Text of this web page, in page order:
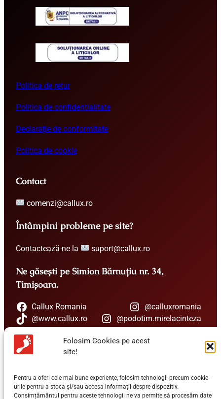
Folosim Cookies pe acest
site!
Pentru a oferi cele mai bune experiențe, folosim tehnologii precum cookie-
urile pentru a stoca și/sau accesa informații despre dispozitiv.
Consimțământul pentru aceste tehnologii ne va permite să procesăm date
Politica de retur
Politica de confidentialitate
Declarație de conformitate
Politica de cookie
Contact
comenzi@callux.ro
Întâmpini probleme pe site?
Contactează-ne la suport@callux.ro
Ne găsești pe Simion Bărnuțiu nr. 34,
Timișoara.
Callux Romania
@calluxromania
@www.callux.ro
@podotim.mirelacinteza
Un expert îți stă la dispoziție
+40 741 147 745